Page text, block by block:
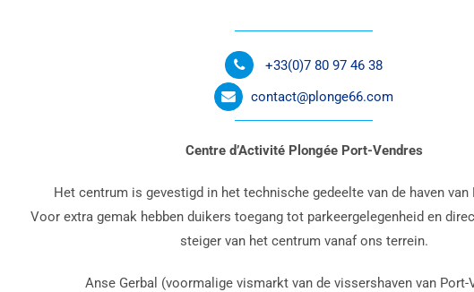
+33(0)7 80 97 46 38
contact@plonge66.com
Centre d’Activité Plongée Port-Vendres
Het centrum is gevestigd in het technische gedeelte van de haven van
Voor extra gemak hebben duikers toegang tot parkeergelegenheid en
steiger van het centrum vanaf ons terrein.
Anse Gerbal (voormalige vismarkt van de vissershaven van Port-